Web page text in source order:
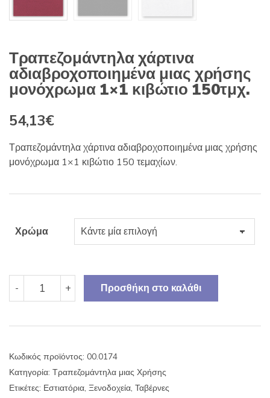
Τραπεζομάντηλα χάρτινα
αδιαβροχοποιημένα μιας χρήσης
μονόχρωμα 1×1 κιβώτιο 150τμχ.
54,13€
Τραπεζομάντηλα χάρτινα αδιαβροχοποιημένα μιας χρήσης
μονόχρωμα 1×1 κιβώτιο 150 τεμαχίων.
Χρώμα
-
Τραπεζομάντηλα
χάρτινα
1x1
κιβώτιο
150τμχ.
+ Προσθήκη στο καλάθι
Κωδικός προϊόντος: 00.0174
Κατηγορία: Τραπεζομάντηλα μιας Χρήσης
Ετικέτες: Εστιατόρια, Ξενοδοχεία, Ταβέρνες